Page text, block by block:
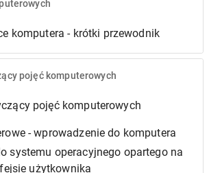
komputera - krótki przewodnik
pojęć komputerowych
pojęć komputerowych
- wprowadzenie do komputera
systemu operacyjnego opartego na
użytkownika